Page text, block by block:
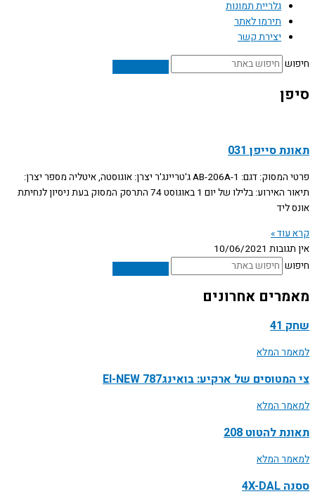
גלריית תמונות
תירמו לאתר
יצירת קשר
חיפוש
סיפן
תאונת סייפן 031
פרטי המסוק: דגם: AB-206A-1 ג'טריינג'ר יצרן: אוגוסטה, איטליה מספר יצרן:
תיאור האירוע: בלילו של יום 1 באוגוסט 74 התרסק המסוק בעת ניסיון לנחיתת
אונס ליד
קרא עוד »
אין תגובות 10/06/2021
חיפוש
מאמרים אחרונים
שחק 41
למאמר המלא
צי המטוסים של ארקיע: בואינג787 EI-NEW
למאמר המלא
תאונת להטוט 208
למאמר המלא
ססנה 4X-DAL